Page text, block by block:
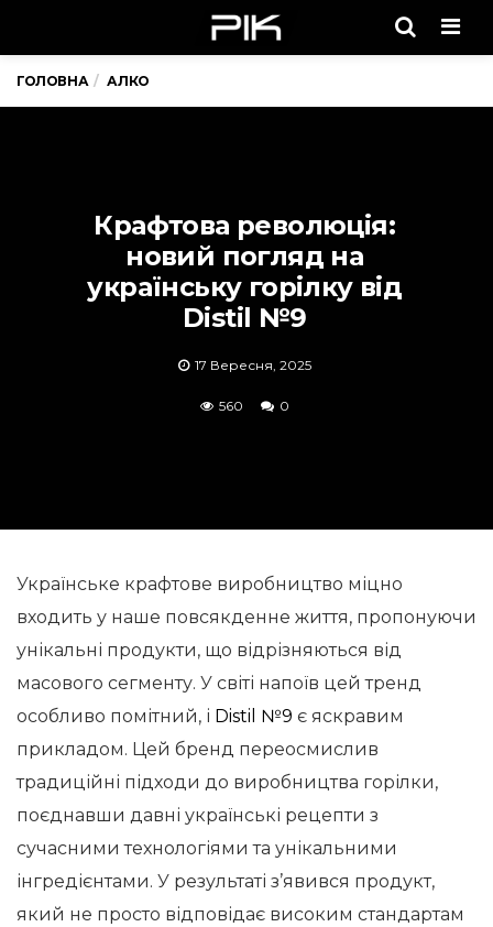
ГОЛОВНА АЛКО
Крафтова революція:
новий погляд на
українську горілку від
Distil №9
17 Вересня, 2025
560 0
Українське крафтове виробництво міцно
входить у наше повсякденне життя, пропонуючи
унікальні продукти, що відрізняються від
масового сегменту. У світі напоїв цей тренд
особливо помітний, і Distil №9 є яскравим
прикладом. Цей бренд переосмислив
традиційні підходи до виробництва горілки,
поєднавши давні українські рецепти з
сучасними технологіями та унікальними
інгредієнтами. У результаті з’явився продукт,
який не просто відповідає високим стандартам